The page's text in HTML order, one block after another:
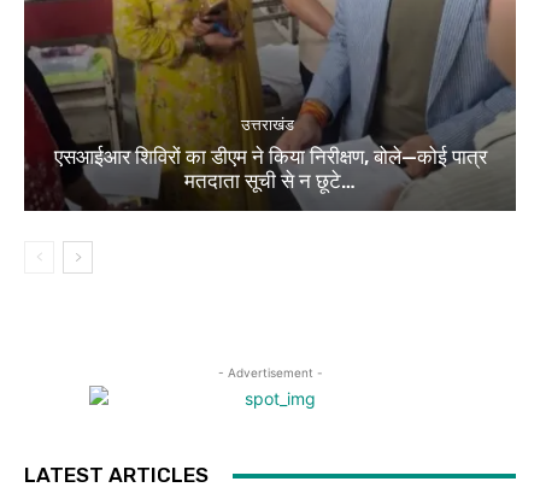
उत्तराखंड
एसआईआर शिविरों का डीएम ने किया निरीक्षण, बोले—कोई पात्र
मतदाता सूची से न छूटे…
- Advertisement -
LATEST ARTICLES